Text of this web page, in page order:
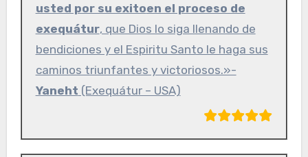
usted por su exitoen el proceso de
exequátur, que Dios lo siga llenando de
bendiciones y el Espiritu Santo le haga sus
caminos triunfantes y victoriosos.»-
Yaneht (Exequátur – USA)